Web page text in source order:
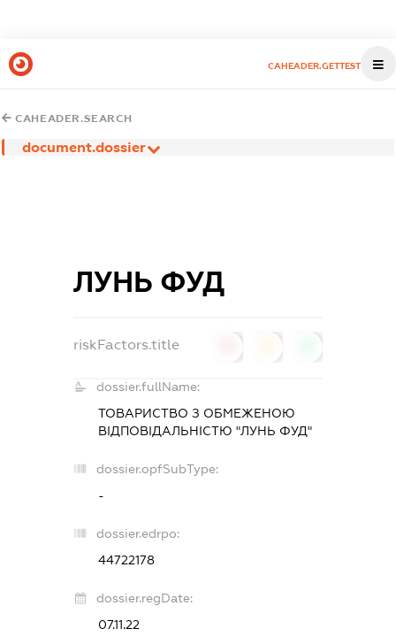
CAHEADER.GETTEST
CAHEADER.SEARCH
document.dossier
ЛУНЬ ФУД
riskFactors.title
dossier.fullName:
ТОВАРИСТВО З ОБМЕЖЕНОЮ
ВІДПОВІДАЛЬНІСТЮ "ЛУНЬ ФУД"
dossier.opfSubType:
-
dossier.edrpo:
44722178
dossier.regDate:
07.11.22